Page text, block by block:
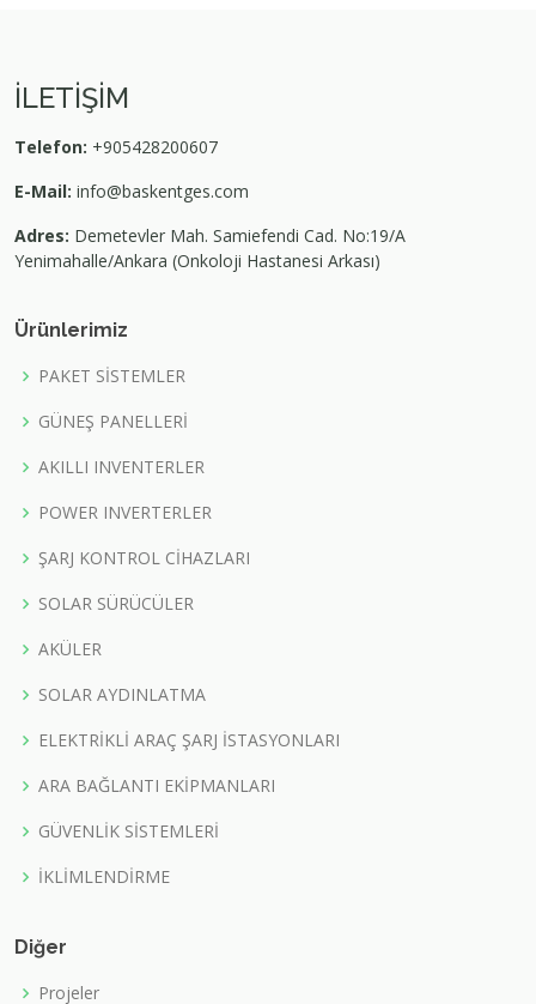
İLETİŞİM
Telefon: +905428200607
E-Mail: info@baskentges.com
Adres: Demetevler Mah. Samiefendi Cad. No:19/A
Yenimahalle/Ankara (Onkoloji Hastanesi Arkası)
Ürünlerimiz
PAKET SİSTEMLER
GÜNEŞ PANELLERİ
AKILLI INVENTERLER
POWER INVERTERLER
ŞARJ KONTROL CİHAZLARI
SOLAR SÜRÜCÜLER
AKÜLER
SOLAR AYDINLATMA
ELEKTRİKLİ ARAÇ ŞARJ İSTASYONLARI
ARA BAĞLANTI EKİPMANLARI
GÜVENLİK SİSTEMLERİ
İKLİMLENDİRME
Diğer
Projeler